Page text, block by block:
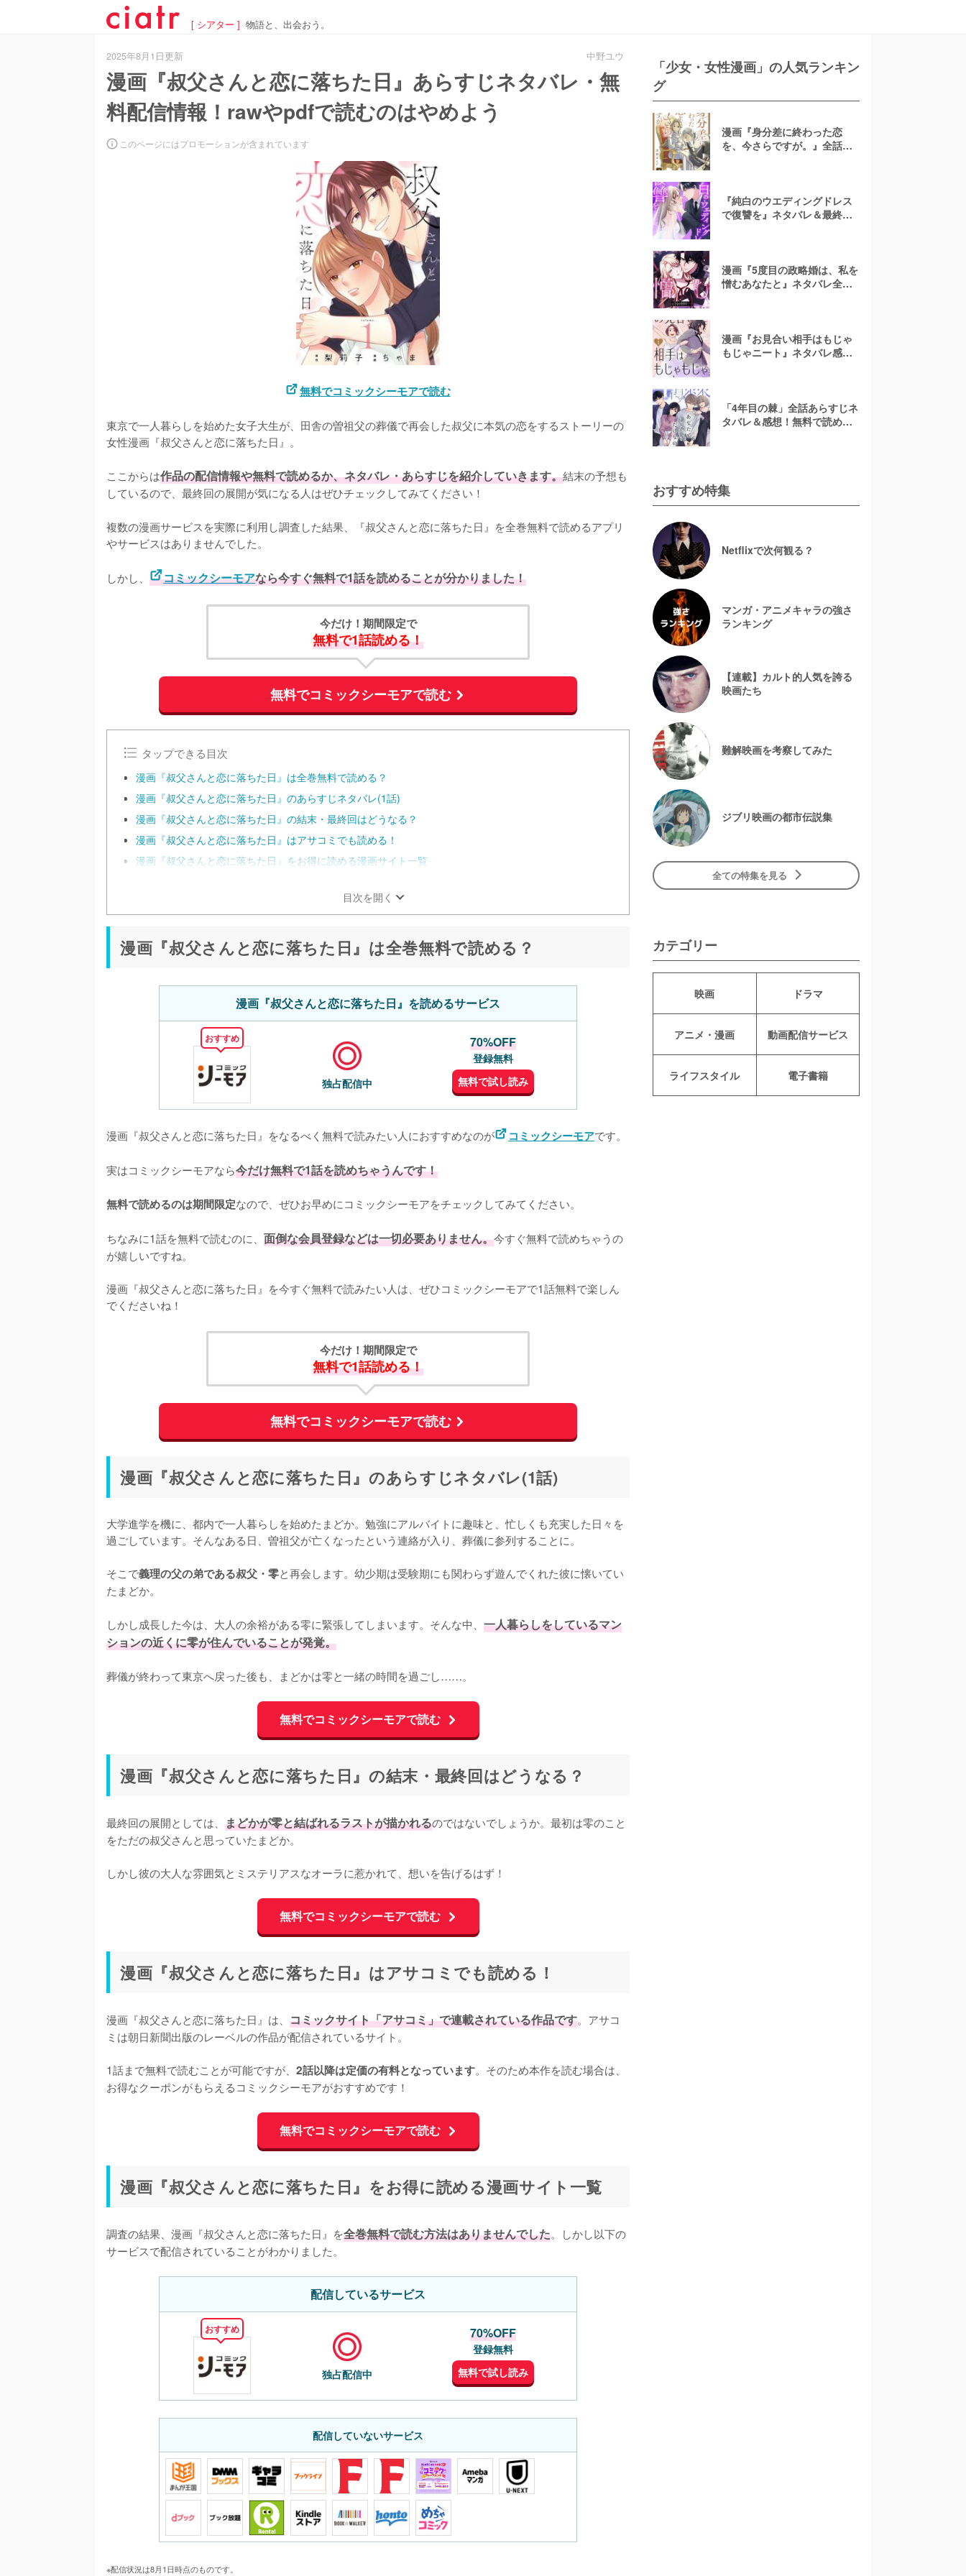
[ シアター ] 物語と、出会おう。
2025年8月1日更新 中野ユウ
漫画『叔父さんと恋に落ちた日』あらすじネタバレ・無
料配信情報！rawやpdfで読むのはやめよう
このページにはプロモーションが含まれています
無料でコミックシーモアで読む
東京で一人暮らしを始めた女子大生が、田舎の曽祖父の葬儀で再会した叔父に本気の恋をするストーリーの
女性漫画『叔父さんと恋に落ちた日』。
ここからは作品の配信情報や無料で読めるか、ネタバレ・あらすじを紹介していきます。結末の予想も
しているので、最終回の展開が気になる人はぜひチェックしてみてください！
複数の漫画サービスを実際に利用し調査した結果、『叔父さんと恋に落ちた日』を全巻無料で読めるアプリ
やサービスはありませんでした。
しかし、 コミックシーモアなら今すぐ無料で1話を読めることが分かりました！
今だけ！期間限定で
無料で1話読める！
無料でコミックシーモアで読む
タップできる目次
漫画『叔父さんと恋に落ちた日』は全巻無料で読める？
漫画『叔父さんと恋に落ちた日』のあらすじネタバレ(1話)
漫画『叔父さんと恋に落ちた日』の結末・最終回はどうなる？
漫画『叔父さんと恋に落ちた日』はアサコミでも読める！
漫画『叔父さんと恋に落ちた日』をお得に読める漫画サイト一覧
目次を開く
漫画『叔父さんと恋に落ちた日』は全巻無料で読める？
漫画『叔父さんと恋に落ちた日』を読めるサービス
おすすめ
独占配信中
70%OFF
登録無料
無料で試し読み
漫画『叔父さんと恋に落ちた日』をなるべく無料で読みたい人におすすめなのが コミックシーモアです。
実はコミックシーモアなら今だけ無料で1話を読めちゃうんです！
無料で読めるのは期間限定なので、ぜひお早めにコミックシーモアをチェックしてみてください。
ちなみに1話を無料で読むのに、 面倒な会員登録などは一切必要ありません。今すぐ無料で読めちゃうの
が嬉しいですね。
漫画『叔父さんと恋に落ちた日』を今すぐ無料で読みたい人は、ぜひコミックシーモアで1話無料で楽しん
でくださいね！
今だけ！期間限定で
無料で1話読める！
無料でコミックシーモアで読む
漫画『叔父さんと恋に落ちた日』のあらすじネタバレ(1話)
大学進学を機に、都内で一人暮らしを始めたまどか。勉強にアルバイトに趣味と、忙しくも充実した日々を
過ごしています。そんなある日、曽祖父が亡くなったという連絡が入り、葬儀に参列することに。
そこで義理の父の弟である叔父・零と再会します。幼少期は受験期にも関わらず遊んでくれた彼に懐いてい
たまどか。
しかし成長した今は、大人の余裕がある零に緊張してしまいます。そんな中、 一人暮らしをしているマン
ションの近くに零が住んでいることが発覚。
葬儀が終わって東京へ戻った後も、まどかは零と一緒の時間を過ごし……。
無料でコミックシーモアで読む
漫画『叔父さんと恋に落ちた日』の結末・最終回はどうなる？
最終回の展開としては、 まどかが零と結ばれるラストが描かれるのではないでしょうか。最初は零のこと
をただの叔父さんと思っていたまどか。
しかし彼の大人な雰囲気とミステリアスなオーラに惹かれて、想いを告げるはず！
無料でコミックシーモアで読む
漫画『叔父さんと恋に落ちた日』はアサコミでも読める！
漫画『叔父さんと恋に落ちた日』は、 コミックサイト「アサコミ」で連載されている作品です。アサコ
ミは朝日新聞出版のレーベルの作品が配信されているサイト。
1話まで無料で読むことが可能ですが、 2話以降は定価の有料となっています。そのため本作を読む場合は、
お得なクーポンがもらえるコミックシーモアがおすすめです！
無料でコミックシーモアで読む
漫画『叔父さんと恋に落ちた日』をお得に読める漫画サイト一覧
調査の結果、漫画『叔父さんと恋に落ちた日』を全巻無料で読む方法はありませんでした。しかし以下の
サービスで配信されていることがわかりました。
配信しているサービス
おすすめ
独占配信中
70%OFF
登録無料
無料で試し読み
配信していないサービス
※配信状況は8月1日時点のものです。
「少女・女性漫画」の人気ランキン
グ
漫画『身分差に終わった恋
を、今さらですが。』全話ネ
『純白のウエディングドレス
で復讐を』ネタバレ＆最終回
漫画『5度目の政略婚は、私を
憎むあなたと』ネタバレ全話
漫画『お見合い相手はもじゃ
もじゃニート』ネタバレ感
「4年目の棘」全話あらすじネ
タバレ＆感想！無料で読め
おすすめ特集
Netflixで次何観る？
マンガ・アニメキャラの強さ
ランキング
【連載】カルト的人気を誇る
映画たち
難解映画を考察してみた
ジブリ映画の都市伝説集
全ての特集を見る
カテゴリー
映画 ドラマ
アニメ・漫画 動画配信サービス
ライフスタイル 電子書籍